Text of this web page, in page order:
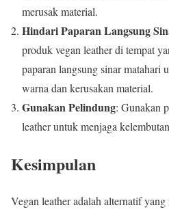
merusak material.
Hindari Paparan Langsung
produk vegan leather di tempat
paparan langsung sinar matahari
warna dan kerusakan material.
Gunakan Pelindung: Gunakan
leather untuk menjaga
Kesimpulan
Vegan leather adalah alternatif